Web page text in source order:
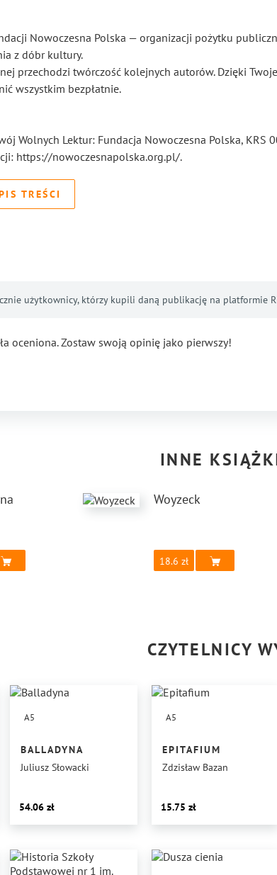
Nowoczesna Polska — organizacji pożytku
z dóbr kultury.
przechodzi twórczość kolejnych autorów. Dzięki
wszystkim bezpłatnie.
Wolnych Lektur: Fundacja Nowoczesna Polska, KRS
https://nowoczesnapolska.org.pl/.
TREŚCI
użytkownicy, którzy kupili daną publikację na platformie
oceniona. Zostaw swoją opinię jako pierwszy!
INNE
Woyzeck
18.6
CZYTELNICY
A5
BALLADYNA
Juliusz Słowacki
54.06
A5
EPITAFIUM
Zdzisław Bazan
15.75